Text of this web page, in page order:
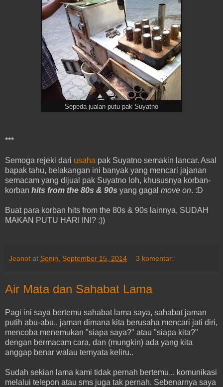
Sepeda jualan putu pak Suyatno
***
Semoga rejeki dari usaha pak Suyatno semakin lancar. Asal
bapak tahu, belakangan ini banyak yang mencari jajanan
semacam yang dijual pak Suyatno loh, khususnya korban-
korban hits from the 80s & 90s yang gagal move on. :D
Buat para korban hits from the 80s & 90s lainnya, SUDAH
MAKAN PUTU HARI INI? :))
Jeanot at Senin, September 15, 2014 3 komentar:
Air Mata dan Sahabat Lama
Pagi ini saya bertemu sahabat lama saya, sahabat jaman
putih abu-abu.. jaman dimana kita berusaha mencari jati diri,
mencoba menemukan "siapa saya?" atau "siapa kita?"
dengan bermacam cara, dan (mungkin) ada yang kita
anggap benar walau ternyata keliru..
Sudah sekian lama kami tidak pernah bertemu... komunikasi
melalui telepon atau sms juga tak pernah. Sebenarnya saya